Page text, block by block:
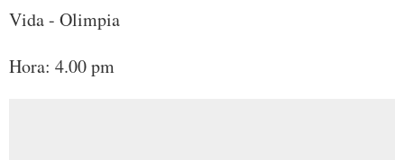
Vida - Olimpia
Hora: 4.00 pm